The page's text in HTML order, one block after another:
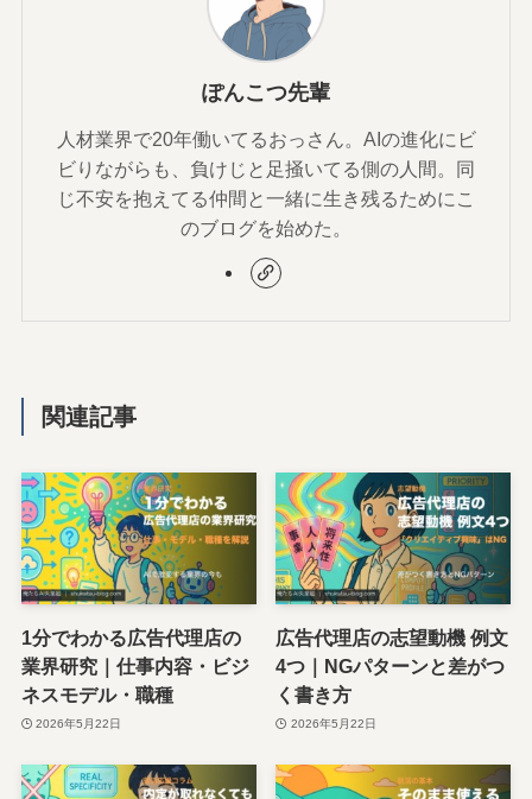
ぽんこつ先輩
人材業界で20年働いてるおっさん。AIの進化にビ
ビりながらも、負けじと足掻いてる側の人間。同
じ不安を抱えてる仲間と一緒に生き残るためにこ
のブログを始めた。
関連記事
1分でわかる広告代理店の
業界研究｜仕事内容・ビジ
ネスモデル・職種
2026年5月22日
広告代理店の志望動機 例文
4つ｜NGパターンと差がつ
く書き方
2026年5月22日